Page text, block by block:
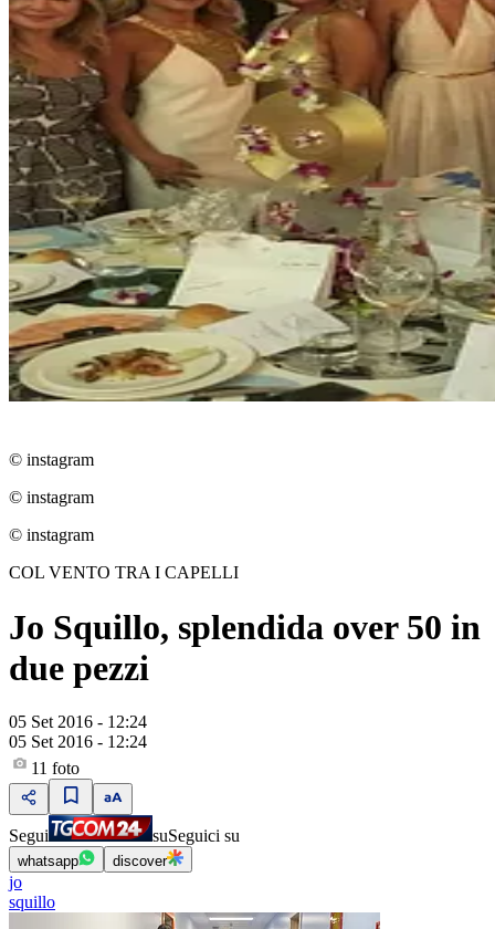
© instagram
© instagram
© instagram
COL VENTO TRA I CAPELLI
Jo Squillo, splendida over 50 in
due pezzi
05 Set 2016 - 12:24
05 Set 2016 - 12:24
11 foto
Segui suSeguici su
whatsapp discover
jo
squillo